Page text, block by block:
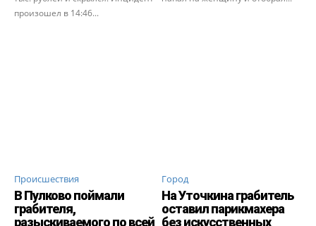
произошел в 14:46...
Происшествия
В Пулково поймали
грабителя,
разыскиваемого по всей
Город
На Уточкина грабитель
оставил парикмахера
без искусственных